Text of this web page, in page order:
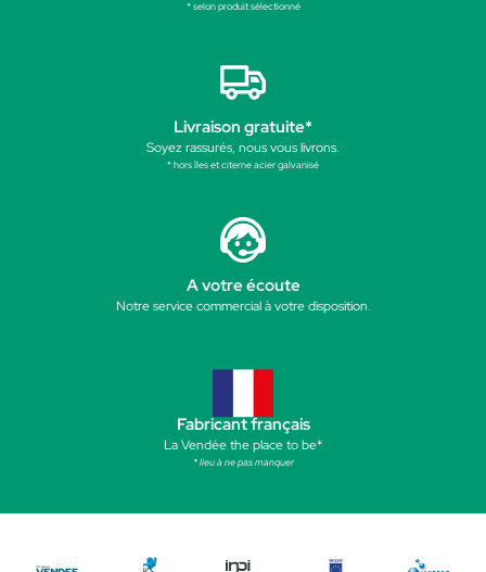
* selon produit sélectionné
Livraison gratuite*
Soyez rassurés, nous vous livrons.
* hors îles et citerne acier galvanisé
A votre écoute
Notre service commercial à votre disposition.
Fabricant français
La Vendée the place to be*
* lieu à ne pas manquer